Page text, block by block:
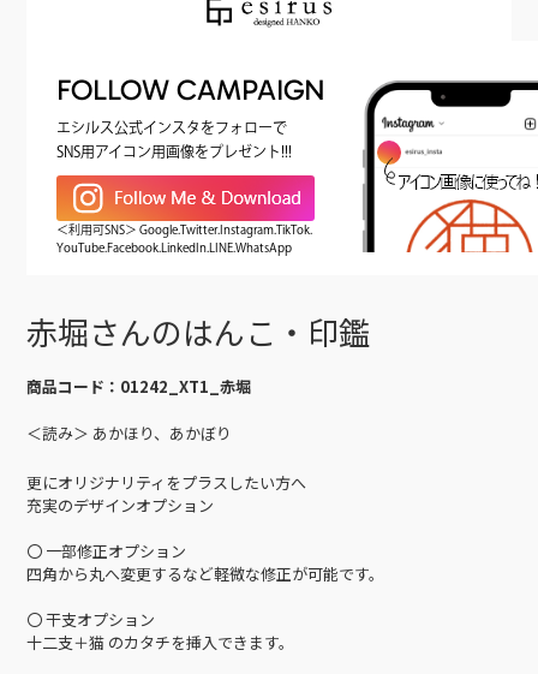
FOLLOW CAMPAIGN
エシルス公式インスタをフォローで
SNS用アイコン用画像をプレゼント!!!
＜利用可SNS＞ Google.Twitter.Instagram.TikTok.
YouTube.Facebook.LinkedIn.LINE.WhatsApp
赤堀さんのはんこ・印鑑
商品コード： 01242_XT1_赤堀
＜読み＞ あかほり、あかぼり
更にオリジナリティをプラスしたい方へ
充実のデザインオプション
〇 一部修正オプション
四角から丸へ変更するなど軽微な修正が可能です。
〇 干支オプション
十二支＋猫 のカタチを挿入できます。